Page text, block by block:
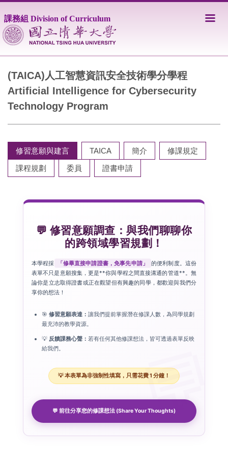
到
主
要
區
課務組 Division of Curriculum
(TAICA)人工智慧資訊安全技術學分學程
Artificial Intelligence for Cybersecurity
Technology Program
修習意願與建言 TAICA 簡介
修課規定
課程規劃
委員 證書申請
💬 修習意願調查：與我們聊聊你
的跨領域學習規劃！
本學程採 「修畢直接申請證書，免事先申請」
的便利制度。這份
表單不只是意願搜集，更是**你與學程之間直接溝通的管道**。無
論你是立志取得證書或正在觀望但有興趣的同學，都歡迎與我們分
享你的想法！
🎯 修習意願表達： 讓我們提前掌握潛在修課人數，為同學規劃
最充沛的教學資源。
💡 反饋課務心聲： 若有任何其他修課想法，皆可透過表單反映
給我們。
💡 本表單為非強制性填寫，只需花費 1 分鐘！
💬 前往分享您的修課想法 (Share Your Thoughts)